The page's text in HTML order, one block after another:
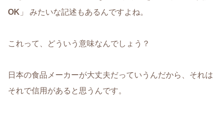
OK 」 みたいな記述もあるんですよね。
これって、どういう意味なんでしょう？
日本の食品メーカーが大丈夫だっていうんだから、それは
それで信用があると思うんです。